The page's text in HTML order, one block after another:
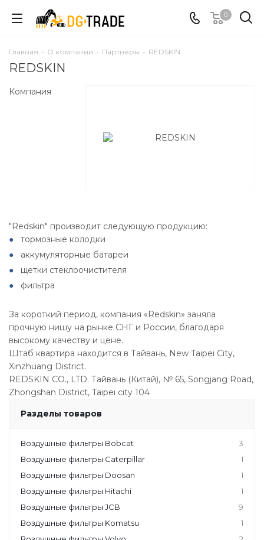
0
Главная - О компании - Партнёры - REDSKIN
REDSKIN
Компания
"Redskin" производит следующую продукцию:
тормозные колодки
аккумуляторные батареи
щетки стеклоочистителя
фильтра
За короткий период, компания «Redskin» заняла
прочную нишу на рынке СНГ и России, благодаря
высокому качеству и цене.
Штаб квартира находится в Тайвань, New Taipei City,
Xinzhuang District.
REDSKIN CO., LTD. Тайвань (Китай), № 65, Songjang Road,
Zhongshan District, Taipei city 104
Разделы товаров
Воздушные фильтры Bobcat
3
Воздушные фильтры Caterpillar
1
Воздушные фильтры Doosan
1
Воздушные фильтры Hitachi
1
Воздушные фильтры JCB
9
Воздушные фильтры Komatsu
1